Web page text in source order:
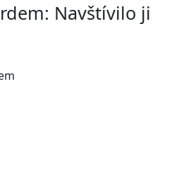
Navštívilo ji